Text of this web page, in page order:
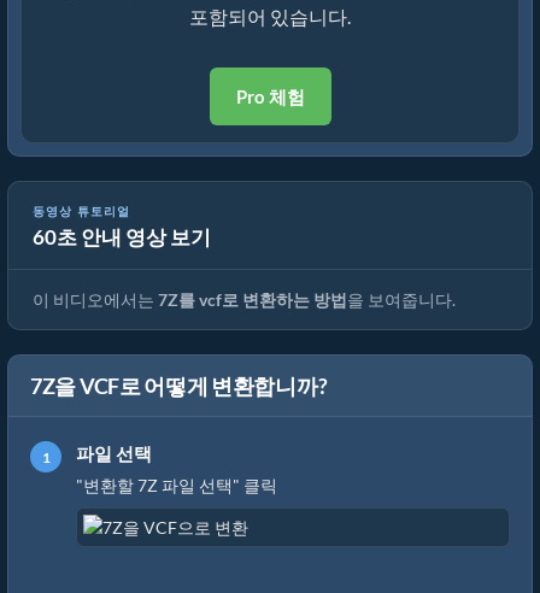
포함되어 있습니다.
Pro 체험
동영상 튜토리얼
60초 안내 영상 보기
7Z를 원본 파일로 변환하는 방법 (간단한 가이드)
이 비디오에서는 7Z를 vcf로 변환하는 방법을 보여줍니다.
7Z을 VCF로 어떻게 변환합니까?
파일 선택
"변환할 7Z 파일 선택" 클릭